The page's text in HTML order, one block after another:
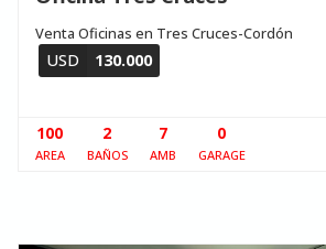
Venta Oficinas en Tres Cruces-Cordón
USD 130.000
100
AREA
2
BAÑOS
7
AMB
0
GARAGE